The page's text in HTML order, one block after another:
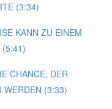
(3:34)
KANN ZU EINEM
(5:41)
CHANCE, DER
WERDEN (3:33)